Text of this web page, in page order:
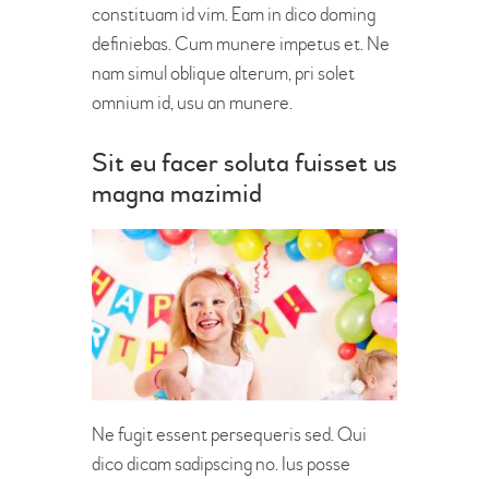
constituam id vim. Eam in dico doming
definiebas. Cum munere impetus et. Ne
nam simul oblique alterum, pri solet
omnium id, usu an munere.
Sit eu facer soluta fuisset us
magna mazimid
Ne fugit essent persequeris sed. Qui
dico dicam sadipscing no. Ius posse